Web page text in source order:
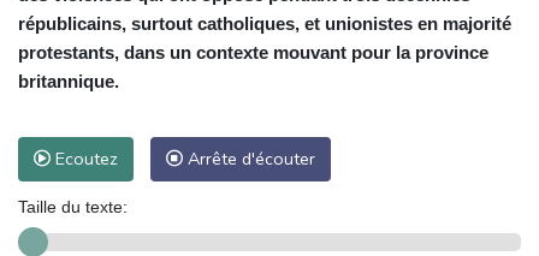
républicains, surtout catholiques, et unionistes en majorité
protestants, dans un contexte mouvant pour la province
britannique.
Ecoutez Arrête d'écouter
Taille du texte: